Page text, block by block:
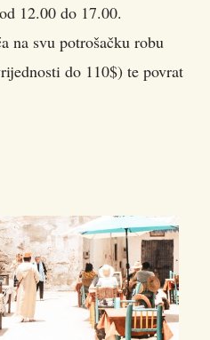
12.00 do 17.00.
na svu potrošačku robu
do 110$) te povrat